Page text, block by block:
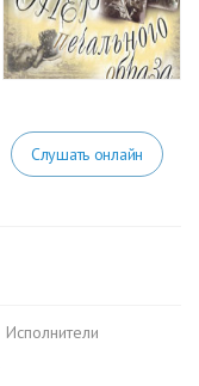
Слушать онлайн
Исполнители